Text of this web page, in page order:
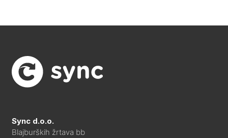
Sync d.o.o.
Blajburških žrtava bb